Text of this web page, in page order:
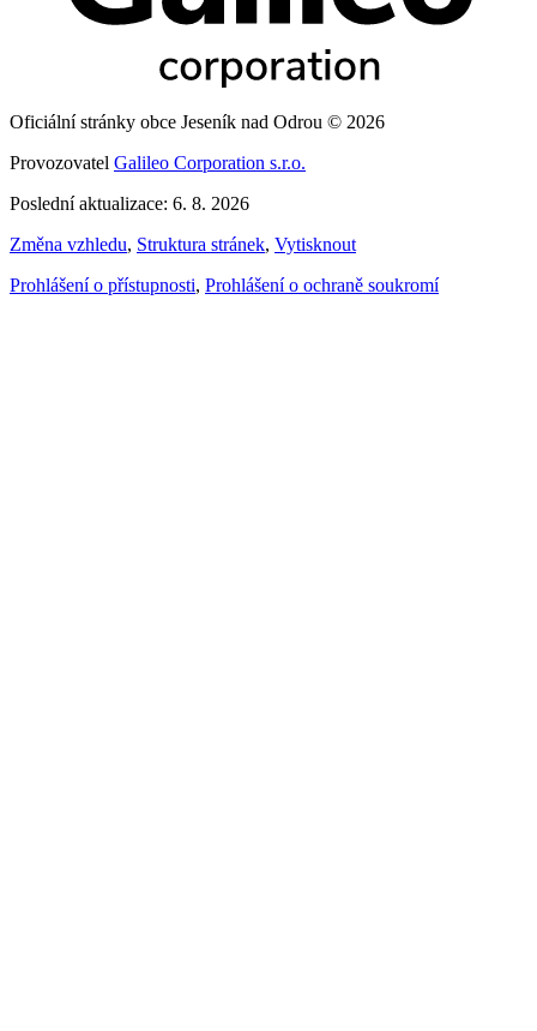
Oficiální stránky obce Jeseník nad Odrou © 2026
Provozovatel Galileo Corporation s.r.o.
Poslední aktualizace: 6. 8. 2026
Změna vzhledu, Struktura stránek, Vytisknout
Prohlášení o přístupnosti, Prohlášení o ochraně soukromí